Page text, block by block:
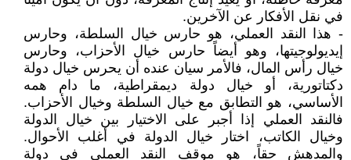
في نقل الأفكار عن الآخرين.
- هذا النقد العملي، هو حارس خيال السلطة، وحارس
إيديولوجيتها، وهو أيضاً حارس خيال الأحزاب، وحارس
خيال رأس المال، فالأمر سيان عنده أن يحرس خيال دولة
دكتاتورية، أو خيال دولة ديمقراطية، ما دام همه
الأساسي، هو التطابق مع خيال السلطة وخيال الأحزاب.
فالنقد العملي إذا أجبر على الاختيار بين خيال الدولة
وخيال الكاتب، اختار خيال الدولة في أغلب الأحوال.
والمدهش حقاً، هو موقف النقد العملي في دولة